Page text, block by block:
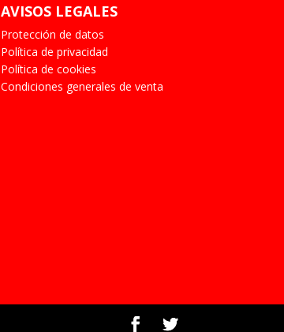
AVISOS LEGALES
Protección de datos
Política de privacidad
Política de cookies
Condiciones generales de venta